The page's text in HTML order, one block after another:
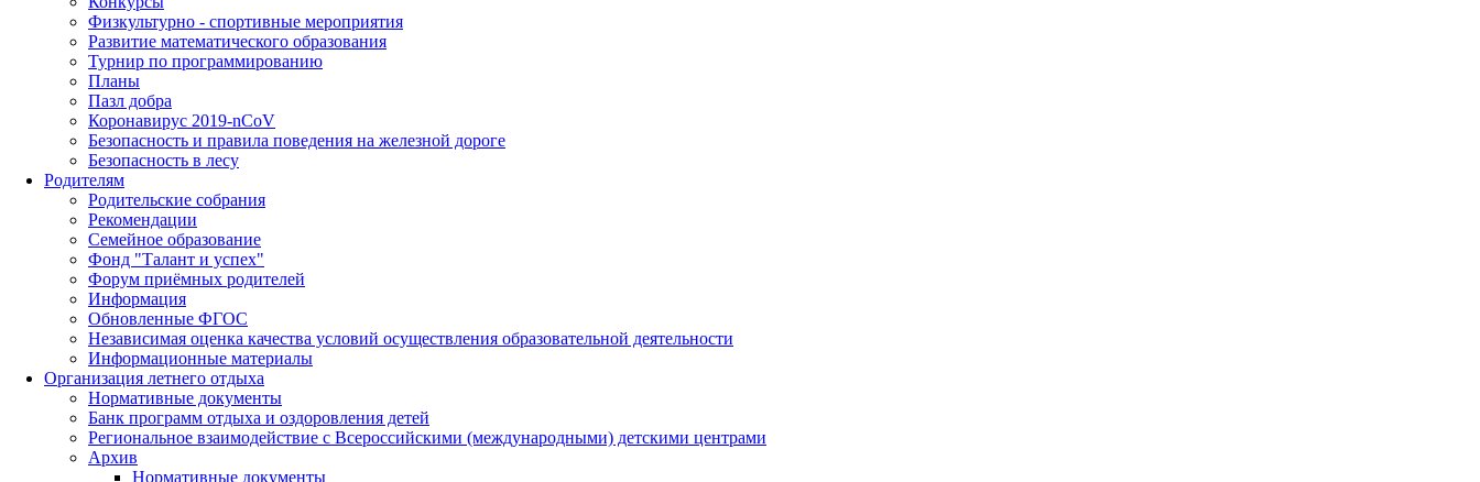
Физкультурно - спортивные мероприятия
Развитие математического образования
Турнир по программированию
Планы
Пазл добра
Коронавирус 2019-nCoV
Безопасность и правила поведения на железной дороге
Безопасность в лесу
Родителям
Родительские собрания
Рекомендации
Семейное образование
Фонд "Талант и успех"
Форум приёмных родителей
Информация
Обновленные ФГОС
Независимая оценка качества условий осуществления образовательной деятельности
Информационные материалы
Организация летнего отдыха
Нормативные документы
Банк программ отдыха и оздоровления детей
Региональное взаимодействие с Всероссийскими (международными) детскими центрами
Архив
Нормативные документы